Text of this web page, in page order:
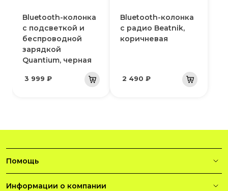
Bluetooth-колонка
с подсветкой и
беспроводной
зарядкой
Quantium, черная
3 999 ₽
Bluetooth-колонка
с радио Beatnik,
коричневая
2 490 ₽
Помощь
Информации о компании